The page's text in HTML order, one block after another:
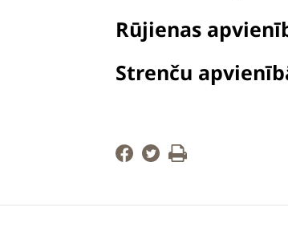
Rūjienas
Strenču